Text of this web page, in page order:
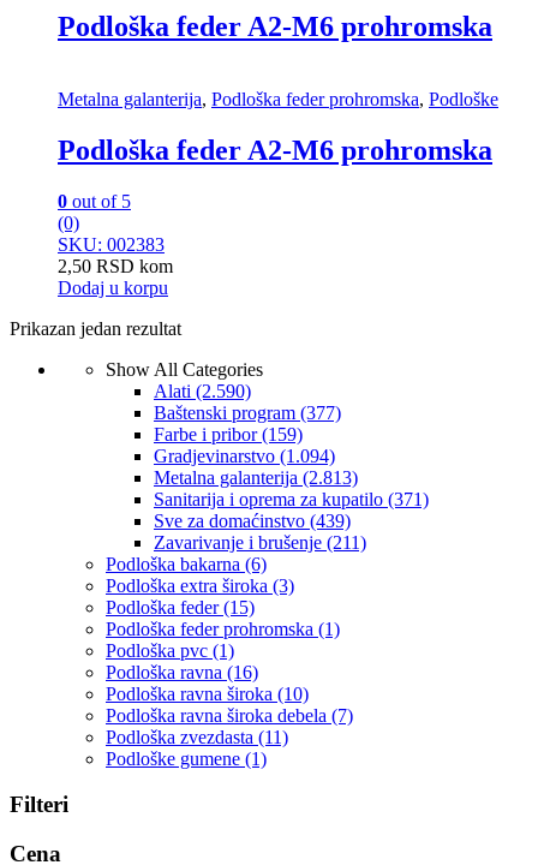
Podloška feder A2-M6 prohromska
Metalna galanterija, Podloška feder prohromska, Podloške
Podloška feder A2-M6 prohromska
0 out of 5
(0)
SKU: 002383
2,50 RSD kom
Dodaj u korpu
Prikazan jedan rezultat
Show All Categories
Alati (2.590)
Baštenski program (377)
Farbe i pribor(159)
Gradjevinarstvo (1.094)
Metalna galanterija (2.813)
Sanitarija i oprema za kupatilo (371)
Sve za domaćinstvo (439)
Zavarivanje i brušenje (211)
Podloška bakarna (6)
Podloška extra široka (3)
Podloška feder(15)
Podloška feder prohromska (1)
Podloška pvc (1)
Podloška ravna (16)
Podloška ravna široka (10)
Podloška ravna široka debela (7)
Podloška zvezdasta (11)
Podloške gumene (1)
Filteri
Cena